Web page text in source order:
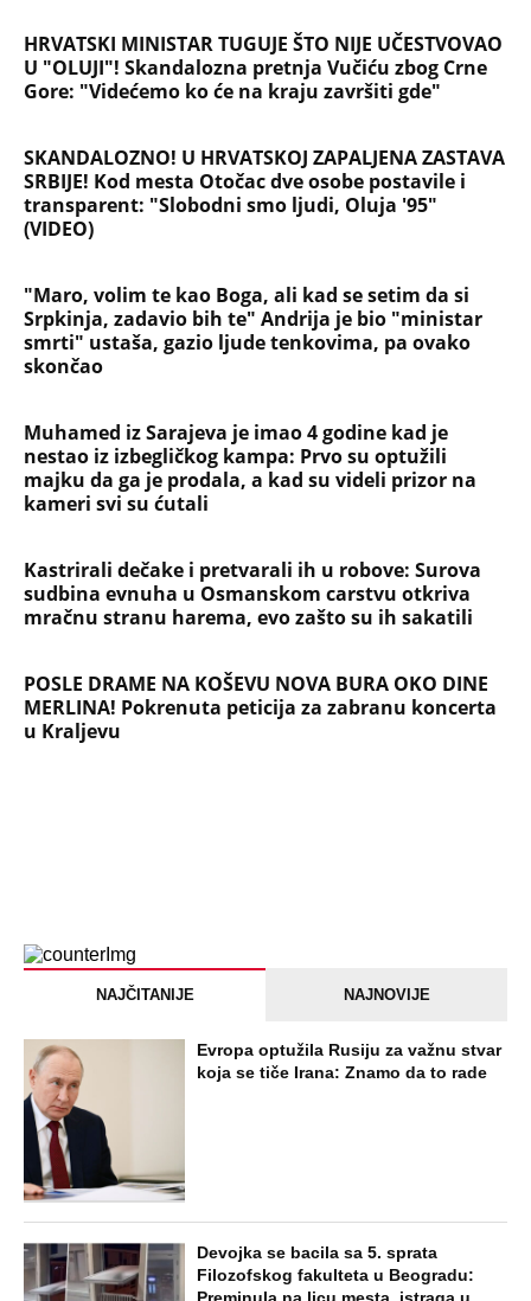
HRVATSKI MINISTAR TUGUJE ŠTO NIJE UČESTVOVAO
U "OLUJI"! Skandalozna pretnja Vučiću zbog Crne
Gore: "Videćemo ko će na kraju završiti gde"
SKANDALOZNO! U HRVATSKOJ ZAPALJENA ZASTAVA
SRBIJE! Kod mesta Otočac dve osobe postavile i
transparent: "Slobodni smo ljudi, Oluja '95"
(VIDEO)
"Maro, volim te kao Boga, ali kad se setim da si
Srpkinja, zadavio bih te" Andrija je bio "ministar
smrti" ustaša, gazio ljude tenkovima, pa ovako
skončao
Muhamed iz Sarajeva je imao 4 godine kad je
nestao iz izbegličkog kampa: Prvo su optužili
majku da ga je prodala, a kad su videli prizor na
kameri svi su ćutali
Kastrirali dečake i pretvarali ih u robove: Surova
sudbina evnuha u Osmanskom carstvu otkriva
mračnu stranu harema, evo zašto su ih sakatili
POSLE DRAME NA KOŠEVU NOVA BURA OKO DINE
MERLINA! Pokrenuta peticija za zabranu koncerta
u Kraljevu
NAJČITANIJE NAJNOVIJE
Evropa optužila Rusiju za važnu stvar
koja se tiče Irana: Znamo da to rade
Devojka se bacila sa 5. sprata
Filozofskog fakulteta u Beogradu: